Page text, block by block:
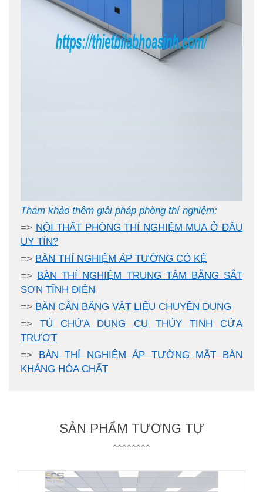
Tham khảo thêm giải pháp phòng thí nghiệm:
=> NỘI THẤT PHÒNG THÍ NGHIỆM MUA Ở ĐÂU
UY TÍN?
=> BÀN THÍ NGHIỆM ÁP TƯỜNG CÓ KỆ
=> BÀN THÍ NGHIỆM TRUNG TÂM BẰNG SẮT
SƠN TĨNH ĐIỆN
=> BÀN CÂN BẰNG VẬT LIỆU CHUYÊN DỤNG
=>TỦ CHỨA DỤNG CỤ THỦY TINH CỬA
TRƯỢT
=> BÀN THÍ NGHIỆM ÁP TƯỜNG MẶT BÀN
KHÁNG HÓA CHẤT
SẢN PHẨM TƯƠNG TỰ